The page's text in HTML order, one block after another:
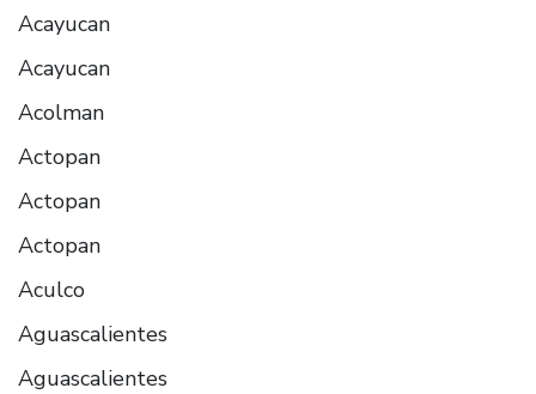
Acayucan
Acayucan
Acolman
Actopan
Actopan
Actopan
Aculco
Aguascalientes
Aguascalientes